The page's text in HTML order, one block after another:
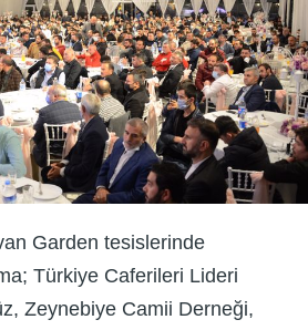
Garden tesislerinde
Türkiye Caferileri Lideri
Zeynebiye Camii Derneği,